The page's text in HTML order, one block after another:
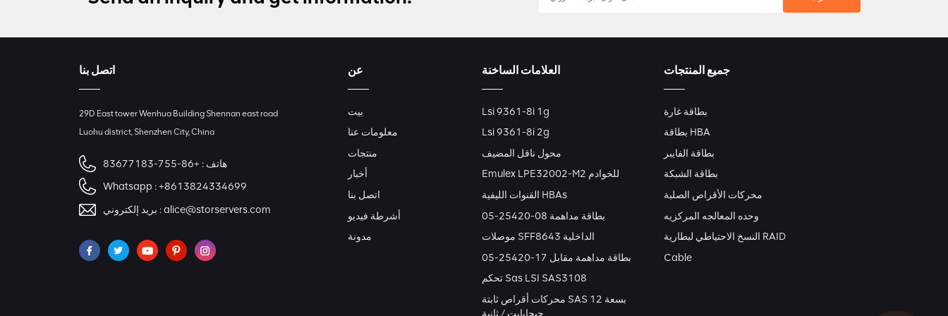
اتصل بنا
29D East tower Wenhua Building Shennan east road
Luohu district, Shenzhen City, China
هاتف : +86-755-83677183
Whatsapp :+8613824334699
بريد إلكتروني :alice@storservers.com
عن
بيت
معلومات عنا
منتجات
أخبار
اتصل بنا
أشرطة فيديو
مدونة
العلامات الساخنة
Lsi 9361-8i 1g
Lsi 9361-8i 2g
محول ناقل المضيف
Emulex LPE32002-M2 للخوادم
القنوات الليفية HBAs
بطاقة مداهمة 08-25420-05
موصلات SFF8643 الداخلية
بطاقة مداهمة مقابل 17-25420-05
تحكم Sas LSI SAS3108
محركات أقراص ثابتة SAS بسعة 12
جيجابايت / ثانية
جميع المنتجات
بطاقة غارة
بطاقة HBA
بطاقة الفايبر
بطاقة الشبكة
محركات الأقراص الصلبة
وحده المعالجه المركزيه
النسخ الاحتياطي لبطارية RAID
Cable